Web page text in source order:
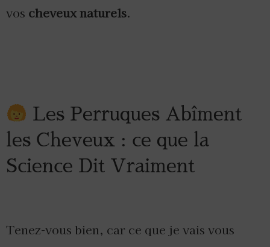
vos cheveux naturels.
Les Perruques Abîment
les Cheveux : ce que la
Science Dit Vraiment
Tenez-vous bien, car ce que je vais vous